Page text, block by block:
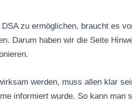
zu ermöglichen, braucht es
Darum haben wir die Seite
werden, muss allen klar
informiert wurde. So kann man